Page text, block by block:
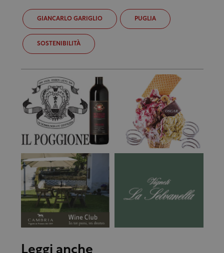
GIANCARLO GARIGLIO PUGLIA
SOSTENIBILITÀ
Leggi anche